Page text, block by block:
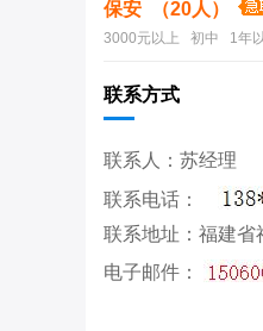
保安 （20人）
3000元以上 初中 1年
联系方式
联系人：苏经理
联系电话：
联系地址：福建省
电子邮件：